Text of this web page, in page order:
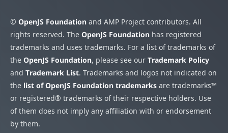
© OpenJS Foundation and AMP Project contributors. All
rights reserved. The OpenJS Foundation has registered
trademarks and uses trademarks. For a list of trademarks of
the OpenJS Foundation, please see our Trademark Policy
and Trademark List. Trademarks and logos not indicated on
the list of OpenJS Foundation trademarks are trademarks™
or registered® trademarks of their respective holders. Use
of them does not imply any affiliation with or endorsement
by them.